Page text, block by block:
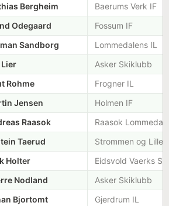
Bergheim Baerums Verk IF
Odegaard Fossum IF
Sandborg Lommedalens IL
Lier Asker Skiklubb
Rohme Frogner IL
Jensen Holmen IF
Raasok Raasok
Taerud Strommen og
Holter Eidsvold Vaerks
Nodland Asker Skiklubb
Bjortomt Gjerdrum IL